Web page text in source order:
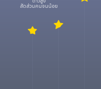
สัดส่วนคนจนน้อย